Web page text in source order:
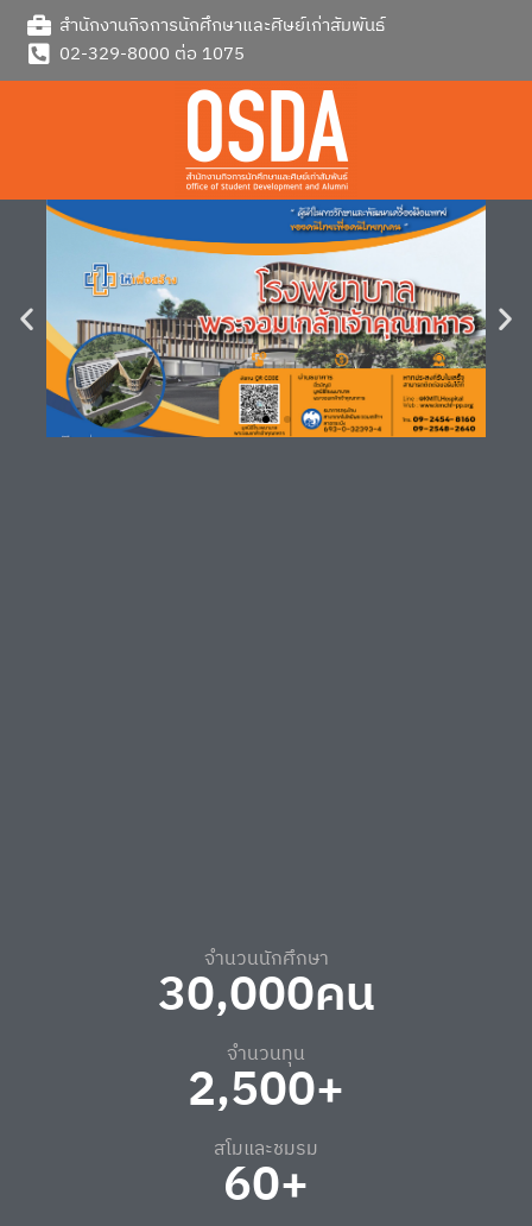
content
สำนักงานกิจการนักศึกษาและศิษย์เก่าสัมพันธ์
02-329-8000 ต่อ 1075
จำนวนนักศึกษา
30,000คน
จำนวนทุน
2,500+
สโมและชมรม
60+